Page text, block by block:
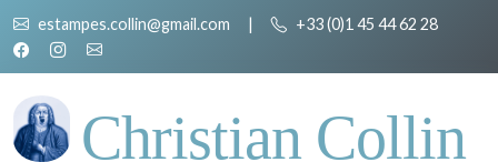
estampes.collin@gmail.com | +33 (0)1 45 44 62 28
Christian Collin